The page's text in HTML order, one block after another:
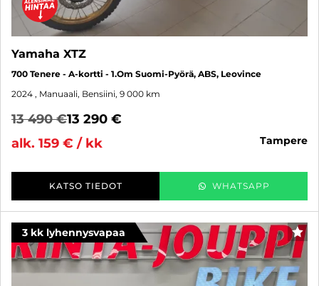
Yamaha XTZ
700 Tenere - A-kortti - 1.Om Suomi-Pyörä, ABS, Leovince
2024 , Manuaali, Bensiini, 9 000 km
13 490 €13 290 €
alk. 159 € / kk
tampere
KATSO TIEDOT WHATSAPP
3 kk lyhennysvapaa